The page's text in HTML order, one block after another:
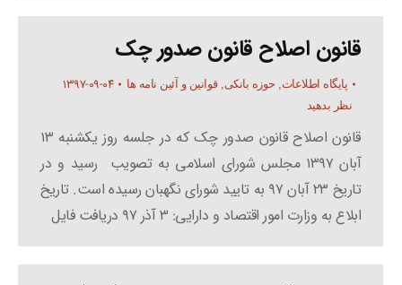
قانون اصلاح قانون صدور چک
پایگاه اطلاعات, حوزه بانکی,قوانین و آئین نامه ها ۱۳۹۷-۰۹-۰۴
نظر بدهید
قانون اصلاح قانون صدور چک که در جلسه روز یکشنبه ۱۳
آبان ۱۳۹۷ مجلس شورای اسلامی به تصویب رسید و در
تاریخ ۲۳ آبان ۹۷ به تایید شورای نگهبان رسیده است. تاریخ
ابلاع به وزارت امور اقتصاد و دارایی: ۳ آذر ۹۷ دریافت فایل